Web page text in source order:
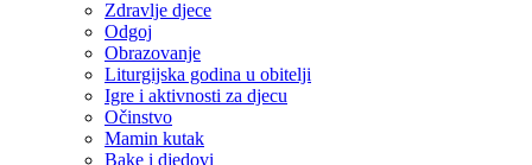
Zdravlje djece
Odgoj
Obrazovanje
Liturgijska godina u obitelji
Igre i aktivnosti za djecu
Očinstvo
Mamin kutak
Bake i djedovi